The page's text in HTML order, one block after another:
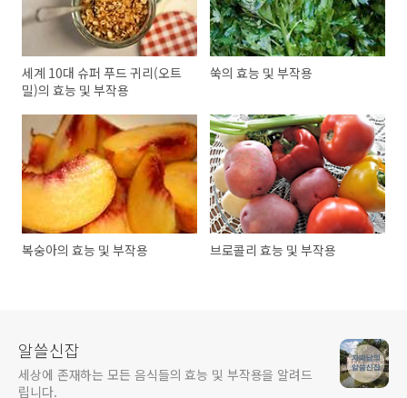
세계 10대 슈퍼 푸드 귀리(오트
밀)의 효능 및 부작용
쑥의 효능 및 부작용
복숭아의 효능 및 부작용 브로콜리 효능 및 부작용
알쓸신잡
세상에 존재하는 모든 음식들의 효능 및 부작용을 알려드
립니다.